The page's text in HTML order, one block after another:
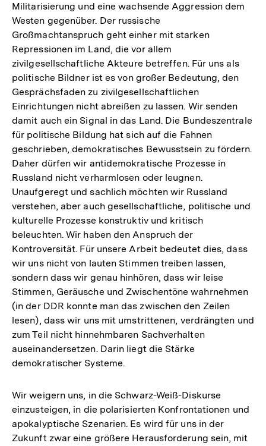
Militarisierung und eine wachsende Aggression dem
Westen gegenüber. Der russische
Großmachtanspruch geht einher mit starken
Repressionen im Land, die vor allem
zivilgesellschaftliche Akteure betreffen. Für uns als
politische Bildner ist es von großer Bedeutung, den
Gesprächsfaden zu zivilgesellschaftlichen
Einrichtungen nicht abreißen zu lassen. Wir senden
damit auch ein Signal in das Land. Die Bundeszentrale
für politische Bildung hat sich auf die Fahnen
geschrieben, demokratisches Bewusstsein zu fördern.
Daher dürfen wir antidemokratische Prozesse in
Russland nicht verharmlosen oder leugnen.
Unaufgeregt und sachlich möchten wir Russland
verstehen, aber auch gesellschaftliche, politische und
kulturelle Prozesse konstruktiv und kritisch
beleuchten. Wir haben den Anspruch der
Kontroversität. Für unsere Arbeit bedeutet dies, dass
wir uns nicht von lauten Stimmen treiben lassen,
sondern dass wir genau hinhören, dass wir leise
Stimmen, Geräusche und Zwischentöne wahrnehmen
(in der DDR konnte man das zwischen den Zeilen
lesen), dass wir uns mit umstrittenen, verdrängten und
zum Teil nicht hinnehmbaren Sachverhalten
auseinandersetzen. Darin liegt die Stärke
demokratischer Systeme.
Wir weigern uns, in die Schwarz-Weiß-Diskurse
einzusteigen, in die polarisierten Konfrontationen und
apokalyptische Szenarien. Es wird für uns in der
Zukunft zwar eine größere Herausforderung sein, mit